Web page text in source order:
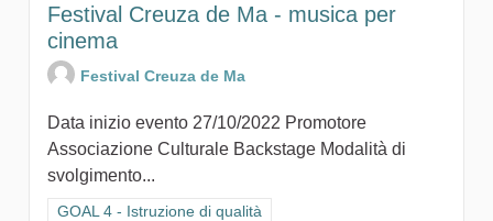
Festival Creuza de Ma - musica per
cinema
Festival Creuza de Ma
Data inizio evento 27/10/2022 Promotore
Associazione Culturale Backstage Modalità di
svolgimento...
Filtra i risultati per categoria: GOAL 4 - Istruzione di qualità
GOAL 4 - Istruzione di qualità